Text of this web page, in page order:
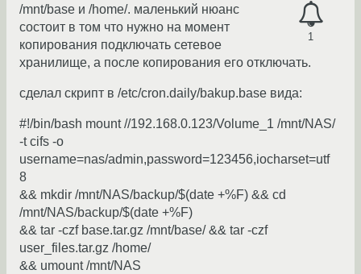
1
/mnt/base и /home/. маленький нюанс
состоит в том что нужно на момент
копирования подключать сетевое
хранилище, а после копирования его отключать.
сделал скрипт в /etc/cron.daily/bakup.base вида:
#!/bin/bash mount //192.168.0.123/Volume_1 /mnt/NAS/
-t cifs -o
username=nas/admin,password=123456,iocharset=utf
8
&& mkdir /mnt/NAS/backup/$(date +%F) && cd
/mnt/NAS/backup/$(date +%F)
&& tar -czf base.tar.gz /mnt/base/ && tar -czf
user_files.tar.gz /home/
&& umount /mnt/NAS